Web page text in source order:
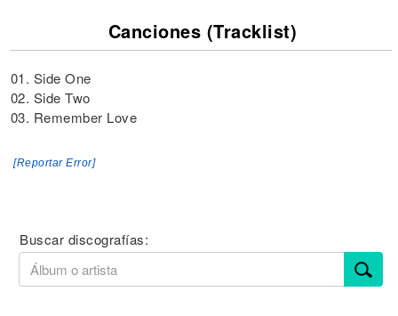
Canciones (Tracklist)
01. Side One
02. Side Two
03. Remember Love
[Reportar Error]
Buscar discografías: